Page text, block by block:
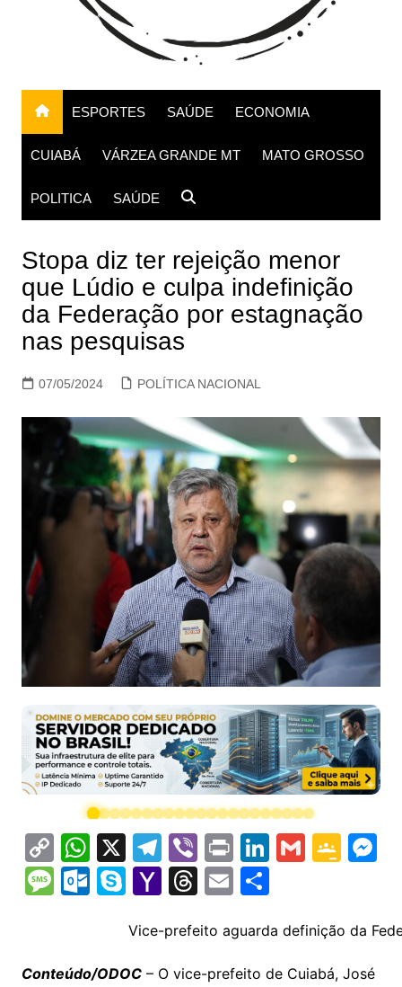
ESPORTES SAÚDE ECONOMIA
CUIABÁ VÁRZEA GRANDE MT MATO GROSSO
POLITICA SAÚDE
Stopa diz ter rejeição menor
que Lúdio e culpa indefinição
da Federação por estagnação
nas pesquisas
07/05/2024 POLÍTICA NACIONAL
C
o
p
Li
W
h
at
A
X T
el
e
gr
a
Vi
b
er
Pr
in
t
Li
n
k
e
dI
G
l
G
gl
e
M
s
M
s
O
o
S
y
p
Y
h
o
T
e
a
E
ai
l
S
ar
e
Vice-prefeito aguarda definição da
Conteúdo/ODOC– O vice-prefeito de Cuiabá, José